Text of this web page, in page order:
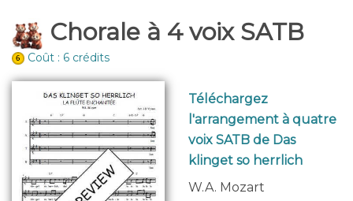
Chorale à 4 voix SATB
Coût : 6 crédits
Téléchargez
l'arrangement à quatre
voix SATB de Das
klinget so herrlich
W.A. Mozart